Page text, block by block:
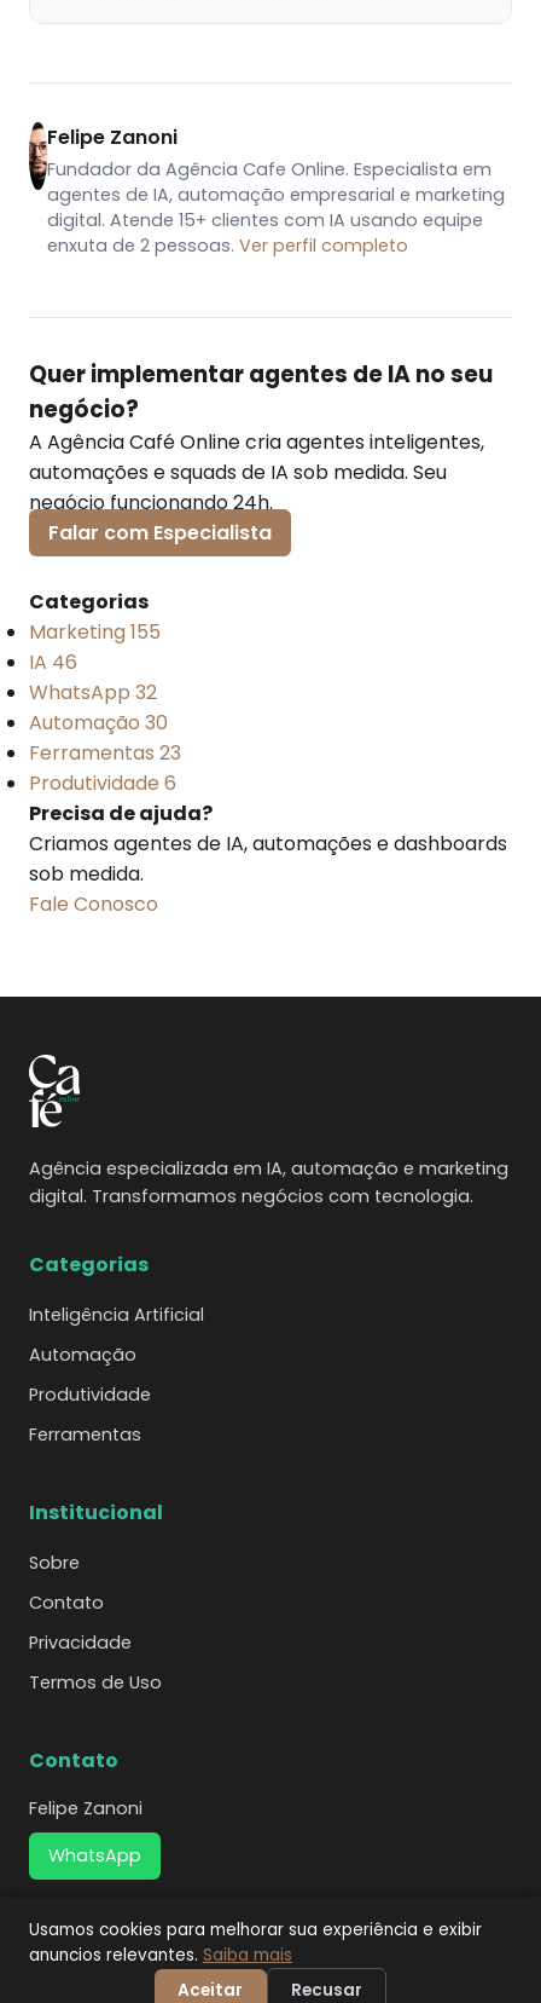
Felipe Zanoni
Fundador da Agência Cafe Online. Especialista em
agentes de IA, automação empresarial e marketing
digital. Atende 15+ clientes com IA usando equipe
enxuta de 2 pessoas.Ver perfil completo
Quer implementar agentes de IA no seu
negócio?
A Agência Café Online cria agentes inteligentes,
automações e squads de IA sob medida. Seu
negócio funcionando 24h.
Falar com Especialista
Categorias
Marketing 155
IA 46
WhatsApp 32
Automação 30
Ferramentas 23
Produtividade 6
Precisa de ajuda?
Criamos agentes de IA, automações e dashboards
sob medida.
Fale Conosco
Agência especializada em IA, automação e marketing
digital. Transformamos negócios com tecnologia.
Categorias
Inteligência Artificial
Automação
Produtividade
Ferramentas
Institucional
Sobre
Contato
Privacidade
Termos de Uso
Contato
Felipe Zanoni
WhatsApp
© 2026 Agência Café Online. Todos os direitos
reservados.
Usamos cookies para melhorar sua experiência e exibir
anuncios relevantes. Saiba mais
Aceitar
Recusar